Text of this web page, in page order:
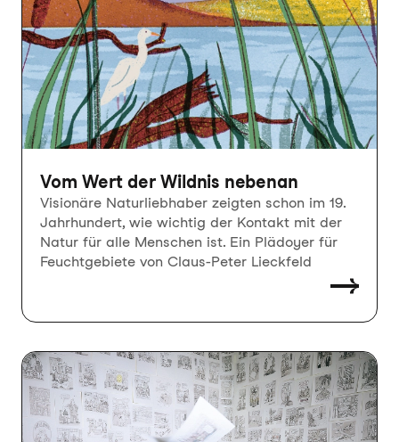
Vom Wert der Wildnis nebenan
Visionäre Naturliebhaber zeigten schon im 19.
Jahrhundert, wie wichtig der Kontakt mit der
Natur für alle Menschen ist. Ein Plädoyer für
Feuchtgebiete von Claus-Peter Lieckfeld